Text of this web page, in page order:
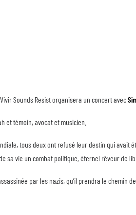
Sounds Resist organisera un concert avec
et témoin, avocat et musicien.
tous deux ont refusé leur destin qui avait
sa vie un combat politique, éternel rêveur de
par les nazis, qu’il prendra le chemin